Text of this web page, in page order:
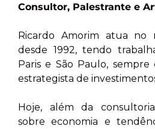
Consultor, Palestrante e
Ricardo Amorim atua no
desde 1992, tendo
Paris e São Paulo,
estrategista de
Hoje, além da
sobre economia e